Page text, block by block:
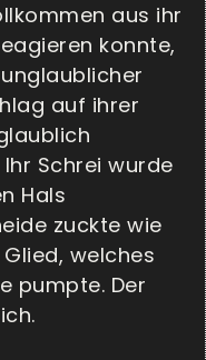
aus ihr
konnte,
auf ihrer
Schrei wurde
Hals
zuckte wie
welches
pumpte. Der